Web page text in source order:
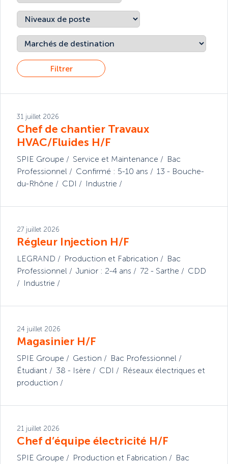
Filtrer
31 juillet 2026
Chef de chantier Travaux
HVAC/Fluides H/F
SPIE Groupe Service et Maintenance
Bac
Professionnel
Confirmé : 5-10 ans
13 - Bouche-
du-Rhône
CDI Industrie
27 juillet 2026
Régleur Injection H/F
LEGRAND Production et Fabrication
Bac
Professionnel
Junior : 2-4 ans 72 - Sarthe
CDD
Industrie
24 juillet 2026
Magasinier H/F
SPIE Groupe Gestion
Bac Professionnel
Étudiant
38 - Isère CDI
Réseaux électriques et
production
21 juillet 2026
Chef d’équipe électricité H/F
SPIE Groupe Production et Fabrication
Bac